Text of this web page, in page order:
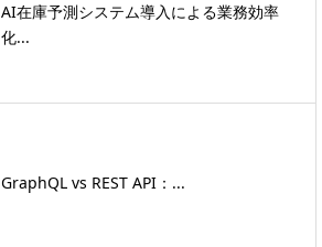
AI在庫予測システム導入による業務効率
化...
GraphQL vs REST API：...